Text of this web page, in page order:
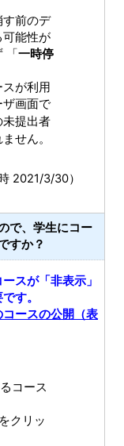
す前のデ
可能性が
「一時停
が利用
画面で
提出者
せん。
2021/3/30）
で、学生にコー
すか？
スが「非表示」
す。
ースの公開（表
コース
クリッ